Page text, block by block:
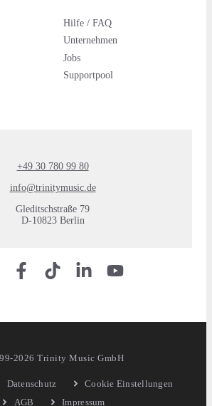
Hilfe / FAQ
Unternehmen
Jobs
Supportpool
+49 30 780 99 80
info@trinitymusic.de
Gleditschstraße 79
D-10823 Berlin
2026 Trinity Music GmbH
Datenschutz
Cookie Einstellungen
AGB
Impressum